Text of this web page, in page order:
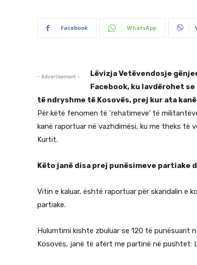
Facebook WhatsApp
- Advertisement -
Lëvizja Vetëvendosje
Facebook, ku lavdërohet
të ndryshme të Kosovës, prej kur ata
Për këtë fenomen të ‘rehatimeve’ të
kanë raportuar në vazhdimësi, ku me theks të
Kurtit.
Këto janë disa prej punësimeve partiake
Vitin e kaluar, është raportuar për skandalin e
partiake.
Hulumtimi kishte zbuluar se 120 të punësuarit
Kosovës, janë të afërt me partinë në pushtet: